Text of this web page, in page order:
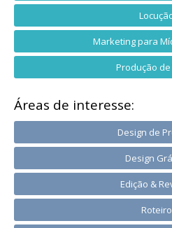
Marketing para
Produção
Áreas de interesse:
Design de
Design
Edição &
Roteiro